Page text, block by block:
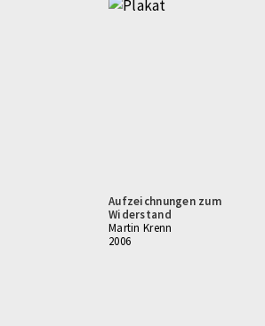
Aufzeichnungen zum
Widerstand
Martin Krenn
2006